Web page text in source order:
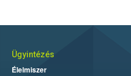
Ügyintézés
Élelmiszer